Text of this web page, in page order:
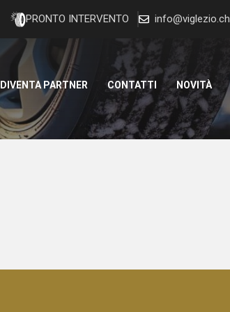
PRONTO INTERVENTO info@viglezio.ch
DIVENTA PARTNER CONTATTI NOVITÀ